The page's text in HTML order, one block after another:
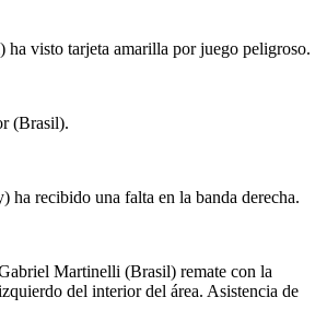
visto tarjeta amarilla por juego peligroso.
(Brasil).
ha recibido una falta en la banda derecha.
Martinelli (Brasil) remate con la
del interior del área. Asistencia de